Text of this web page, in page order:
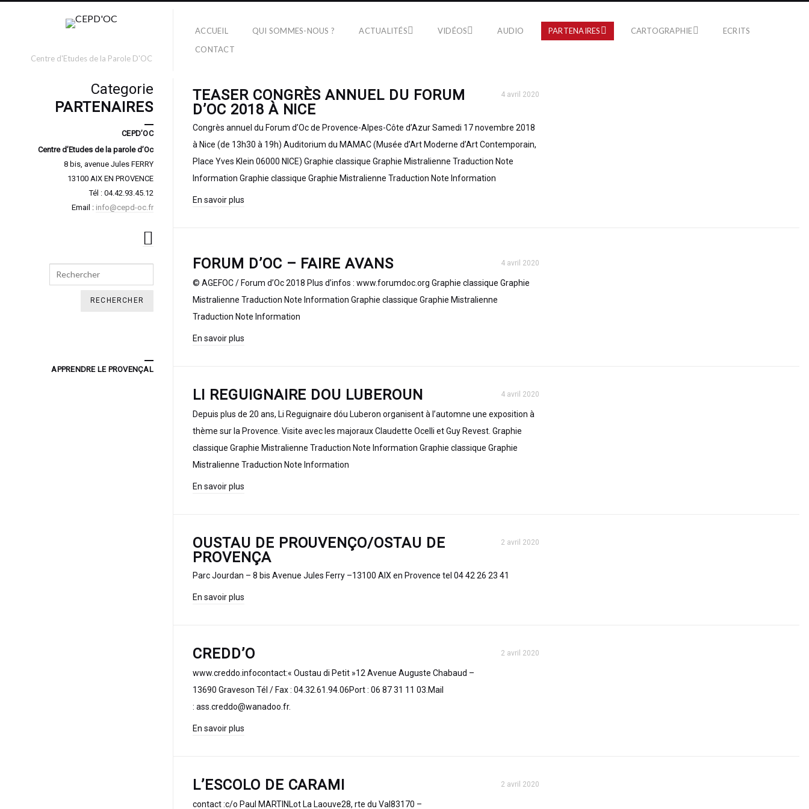
Centre d'Etudes de la Parole D'OC
ACCUEIL QUI SOMMES-NOUS ? ACTUALITÉS VIDÉOS AUDIO PARTENAIRES CARTOGRAPHIE
ECRITS
CONTACT
TEASER CONGRÈS ANNUEL DU FORUM
D’OC 2018 À NICE
4 avril 2020
Congrès annuel du Forum d’Oc de Provence-Alpes-Côte d’Azur Samedi 17 novembre 2018
à Nice (de 13h30 à 19h) Auditorium du MAMAC (Musée d’Art Moderne d’Art Contemporain,
Place Yves Klein 06000 NICE) Graphie classique Graphie Mistralienne Traduction Note
Information Graphie classique Graphie Mistralienne Traduction Note Information
En savoir plus
FORUM D’OC – FAIRE AVANS 4 avril 2020
© AGEFOC / Forum d’Oc 2018 Plus d’infos : www.forumdoc.org Graphie classique Graphie
Mistralienne Traduction Note Information Graphie classique Graphie Mistralienne
Traduction Note Information
En savoir plus
LI REGUIGNAIRE DOU LUBEROUN 4 avril 2020
Depuis plus de 20 ans, Li Reguignaire dóu Luberon organisent à l’automne une exposition à
thème sur la Provence. Visite avec les majoraux Claudette Ocelli et Guy Revest. Graphie
classique Graphie Mistralienne Traduction Note Information Graphie classique Graphie
Mistralienne Traduction Note Information
En savoir plus
OUSTAU DE PROUVENÇO/OSTAU DE
PROVENÇA
2 avril 2020
Parc Jourdan – 8 bis Avenue Jules Ferry –13100 AIX en Provence tel 04 42 26 23 41
En savoir plus
CREDD’O 2 avril 2020
www.creddo.info‎contact:« Oustau di Petit »12 Avenue Auguste Chabaud –
13690 Graveson Tél / Fax : 04.32.61.94.06Port : 06 87 31 11 03.Mail
: ass.creddo@wanadoo.fr.
En savoir plus
L’ESCOLO DE CARAMI 2 avril 2020
contact :c/o Paul MARTINLot La Laouve28, rte du Val83170 –
Categorie
PARTENAIRES
CEPD’OC
Centre d’Etudes de la parole d’Oc
8 bis, avenue Jules FERRY
13100 AIX EN PROVENCE
Tél : 04.42.93.45.12
Email : info@cepd-oc.fr
Search
APPRENDRE LE PROVENÇAL